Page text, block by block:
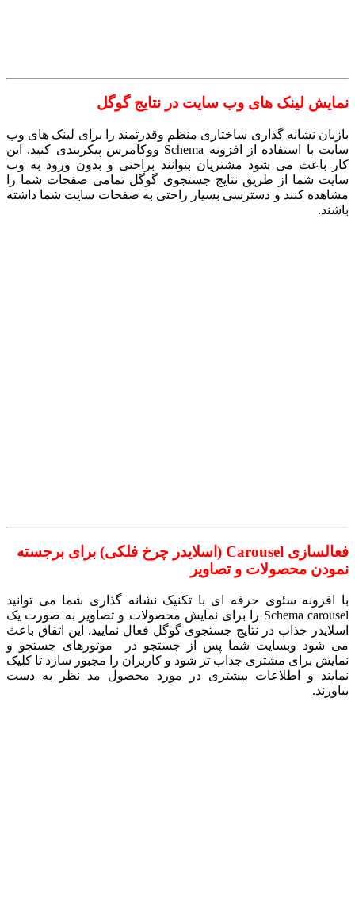
نمایش لینک های وب سایت در نتایج گوگل
بازبان نشانه گذاری ساختاری منظم وقدرتمند را برای لینک های وب
سایت با استفاده از افزونه Schema ووکامرس پیکربندی کنید. این
کار باعث می شود مشتریان بتوانند براحتی و بدون ورود به وب
سایت شما از طریق نتایج جستجوی گوگل تمامی صفحات شما را
مشاهده کنند و دسترسی بسیار راحتی به صفحات سایت شما داشته
باشند.
فعالسازی Carousel (اسلایدر چرخ فلکی) برای برجسته
نمودن محصولات و تصاویر
با افزونه سئوی حرفه ای با تکنیک نشانه گذاری شما می توانید
Schema carousel را برای نمایش محصولات و تصاویر به صورت یک
اسلایدر جذاب در نتایج جستجوی گوگل فعال نمایید. این اتفاق باعث
می شود وبسایت شما پس از جستجو در موتورهای جستجو و
نمایش برای مشتری جذاب تر شود و کاربران را مجبور سازد تا کلیک
نمایند و اطلاعات بیشتری در مورد محصول مد نظر به دست
بیاورند.